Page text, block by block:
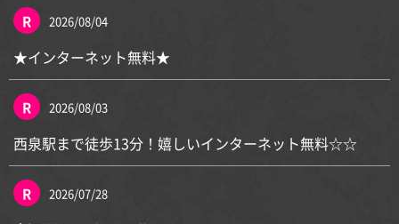
2026/08/04
★インターネット無料★
2026/08/03
西泉駅まで徒歩13分！嬉しいインターネット無料☆☆
2026/07/28